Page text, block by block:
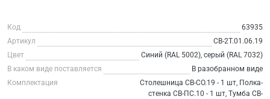
Код
63935
Артикул
СВ-2Т.01.06.19
Цвет
Синий (RAL 5002), серый (RAL 7032)
В каком виде поставляется
В разобранном виде
Комплектация
Столешница СВ-СО.19 - 1 шт, Полка-
стенка СВ-ПС.10 - 1 шт, Тумба СВ-